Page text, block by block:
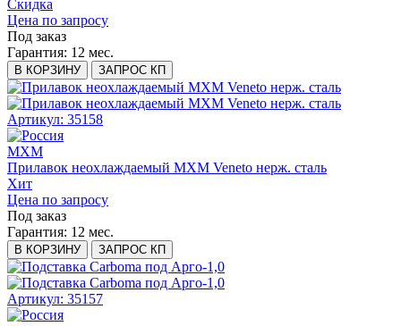
Скидка
Цена по запросу
Под заказ
Гарантия: 12 мес.
В КОРЗИНУ ЗАПРОС КП
Артикул: 35158
МХМ
Прилавок неохлаждаемый МХМ Veneto нерж. сталь
Хит
Цена по запросу
Под заказ
Гарантия: 12 мес.
В КОРЗИНУ ЗАПРОС КП
Артикул: 35157